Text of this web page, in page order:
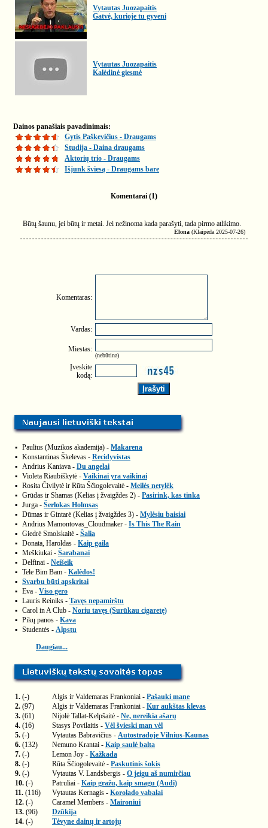
Vytautas Juozapaitis
Gatvė, kurioje tu gyveni
Vytautas Juozapaitis
Kalėdinė giesmė
Dainos panašiais pavadinimais:
Gytis Paškevičius - Draugams
Studija - Daina draugams
Aktorių trio - Draugams
Išjunk šviesą - Draugams bare
Komentarai (1)
Būtų šaunu, jei būtų ir metai. Jei nežinoma kada parašyti, tada pirmo atlikimo.
Elona (Klaipėda 2025-07-26)
Komentaras:
Vardas:
Miestas:
(nebūtina)
Įveskite
kodą:
▪ Paulius (Muzikos akademija) - Makarena
▪ Konstantinas Škelevas - Recidyvistas
▪ Andrius Kaniava - Du angelai
▪ Violeta Riaubiškytė - Vaikinai yra vaikinai
▪ Rosita Čivilytė ir Rūta Ščiogolevaitė - Meilės netylėk
▪ Grūdas ir Shamas (Kelias į žvaigždes 2) - Pasirink, kas tinka
▪ Jurga - Šerlokas Holmsas
▪ Dūmas ir Gintarė (Kelias į žvaigždes 3) - Mylėsiu baisiai
▪ Andrius Mamontovas_Cloudmaker - Is This The Rain
▪ Giedrė Smolskaitė - Šalia
▪ Donata, Haroldas - Kaip gaila
▪ Meškiukai - Šarabanai
▪ Delfinai - Neišeik
▪ Tele Bim Bam - Kalėdos!
▪ Svarbu būti apskritai
▪ Eva - Viso gero
▪ Lauris Reiniks - Tavęs nepamirštu
▪ Carol in A Club - Noriu tavęs (Surūkau cigaretę)
▪ Pikų panos - Kava
▪ Studentės - Alpstu
Daugiau...
1. (-) Algis ir Valdemaras Frankoniai - Pašauki mane
2. (97) Algis ir Valdemaras Frankoniai - Kur aukštas klevas
3. (61) Nijolė Tallat-Kelpšaitė - Ne, nereikia ašarų
4. (16) Stasys Povilaitis - Vėl švieski man vėl
5. (-) Vytautas Babravičius - Autostradoje Vilnius-Kaunas
6. (132) Nemuno Krantai - Kaip saulė balta
7. (-) Lemon Joy - Kažkada
8. (-) Rūta Ščiogolevaitė - Paskutinis šokis
9. (-) Vytautas V. Landsbergis - O jeigu aš numirčiau
10. (-) Patruliai - Kaip gražu, kaip smagu (Audi)
11. (116) Vytautas Kernagis - Korolado vabalai
12. (-) Caramel Members - Maironiui
13. (96)
Dzūkija
14. (-)
Tėvyne dainų ir artojų